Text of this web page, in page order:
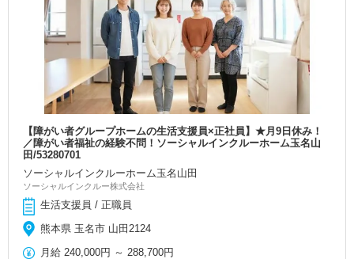
【障がい者グループホームの生活支援員×正社員】★月9日休み！
／障がい者福祉の経験不問！ソーシャルインクルーホーム玉名山
田/53280701
ソーシャルインクルーホーム玉名山田
ソーシャルインクルー株式会社
生活支援員 / 正職員
熊本県 玉名市 山田2124
月給 240,000円 ～ 288,700円